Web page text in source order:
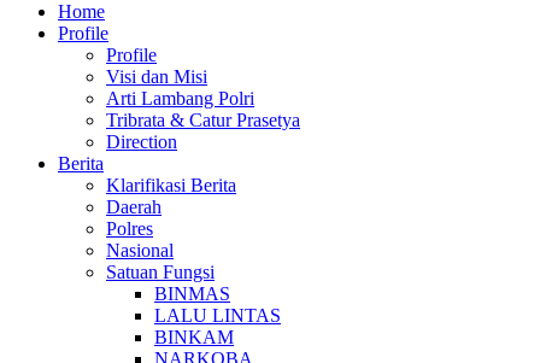
Home
Profile
Profile
Visi dan Misi
Arti Lambang Polri
Tribrata & Catur Prasetya
Direction
Berita
Klarifikasi Berita
Daerah
Polres
Nasional
Satuan Fungsi
BINMAS
LALU LINTAS
BINKAM
NARKOBA